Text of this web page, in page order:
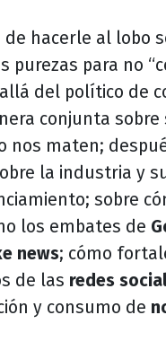
de hacerle al lobo
purezas para no
del político de
conjunta
nos maten;
la industria y
sobre
los embates de
news; cómo
de las redes
y consumo de